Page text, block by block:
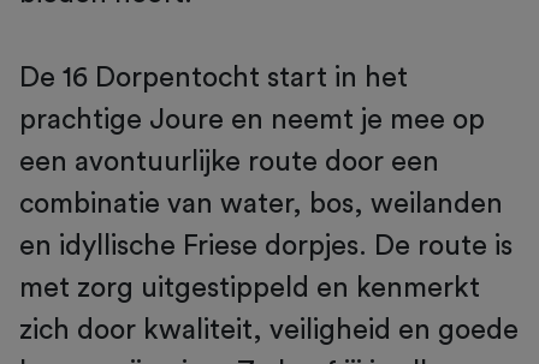
De 16 Dorpentocht start in het
prachtige Joure en neemt je mee op
een avontuurlijke route door een
combinatie van water, bos, weilanden
en idyllische Friese dorpjes. De route is
met zorg uitgestippeld en kenmerkt
zich door kwaliteit, veiligheid en goede